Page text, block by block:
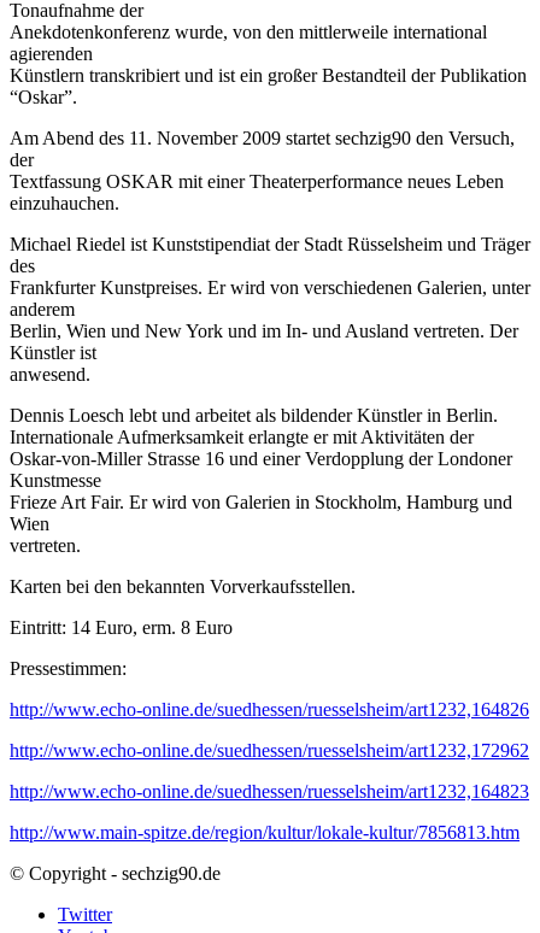
Tonaufnahme der
Anekdotenkonferenz wurde, von den mittlerweile international
agierenden
Künstlern transkribiert und ist ein großer Bestandteil der Publikation
“Oskar”.
Am Abend des 11. November 2009 startet sechzig90 den Versuch,
der
Textfassung OSKAR mit einer Theaterperformance neues Leben
einzuhauchen.
Michael Riedel ist Kunststipendiat der Stadt Rüsselsheim und Träger
des
Frankfurter Kunstpreises. Er wird von verschiedenen Galerien, unter
anderem
Berlin, Wien und New York und im In- und Ausland vertreten. Der
Künstler ist
anwesend.
Dennis Loesch lebt und arbeitet als bildender Künstler in Berlin.
Internationale Aufmerksamkeit erlangte er mit Aktivitäten der
Oskar-von-Miller Strasse 16 und einer Verdopplung der Londoner
Kunstmesse
Frieze Art Fair. Er wird von Galerien in Stockholm, Hamburg und
Wien
vertreten.
Karten bei den bekannten Vorverkaufsstellen.
Eintritt: 14 Euro, erm. 8 Euro
Pressestimmen:
http://www.echo-online.de/suedhessen/ruesselsheim/art1232,164826
http://www.echo-online.de/suedhessen/ruesselsheim/art1232,172962
http://www.echo-online.de/suedhessen/ruesselsheim/art1232,164823
http://www.main-spitze.de/region/kultur/lokale-kultur/7856813.htm
© Copyright - sechzig90.de
Twitter